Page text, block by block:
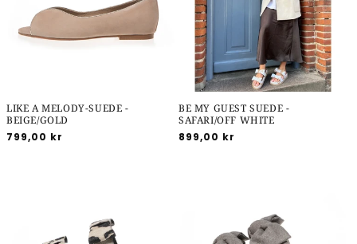
LIKE A MELODY-SUEDE -
BEIGE/GOLD
Normalpris
799,00 kr
BE MY GUEST SUEDE -
SAFARI/OFF WHITE
Normalpris
899,00 kr